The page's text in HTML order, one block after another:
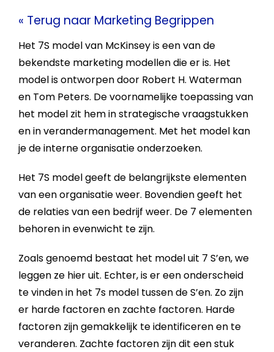
« Terug naar Marketing Begrippen
Het 7S modelvan McKinsey is een van de
bekendste marketingmodellen die er is. Het
model is ontworpen door Robert H. Waterman
en Tom Peters. De voornamelijke toepassing van
het model zit hem in strategische vraagstukken
en in verandermanagement. Met het model kan
je de interne organisatie onderzoeken.
Het 7S modelgeeft de belangrijkste elementen
van een organisatie weer. Bovendien geeft het
de relaties van een bedrijf weer. De 7 elementen
behoren in evenwicht te zijn.
Zoals genoemd bestaat het model uit 7 S’en, we
leggen ze hier uit. Echter, is er een onderscheid
te vinden in het 7s modeltussen de S’en. Zo zijn
er harde factoren en zachte factoren. Harde
factoren zijn gemakkelijk te identificeren en te
veranderen. Zachte factoren zijn dit een stuk